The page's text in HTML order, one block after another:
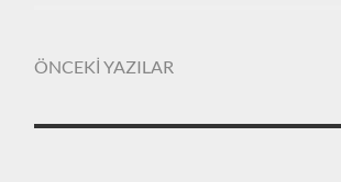
ÖNCEKİ YAZILAR